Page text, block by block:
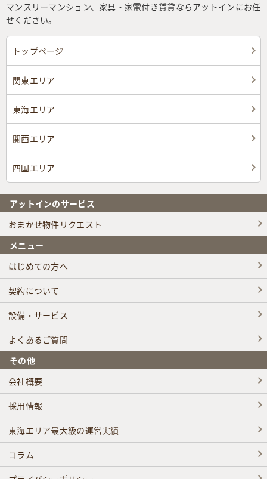
マンスリーマンション、家具・家電付き賃貸ならアットインにお任
せください。
トップページ
関東エリア
東海エリア
関西エリア
四国エリア
アットインのサービス
おまかせ物件リクエスト
メニュー
はじめての方へ
契約について
設備・サービス
よくあるご質問
その他
会社概要
採用情報
東海エリア最大級の運営実績
コラム